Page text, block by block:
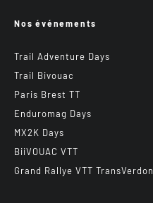
Nos événements
Trail Adventure Days
Trail Bivouac
Paris Brest TT
Enduromag Days
MX2K Days
BiiVOUAC VTT
Grand Rallye VTT TransVerdon